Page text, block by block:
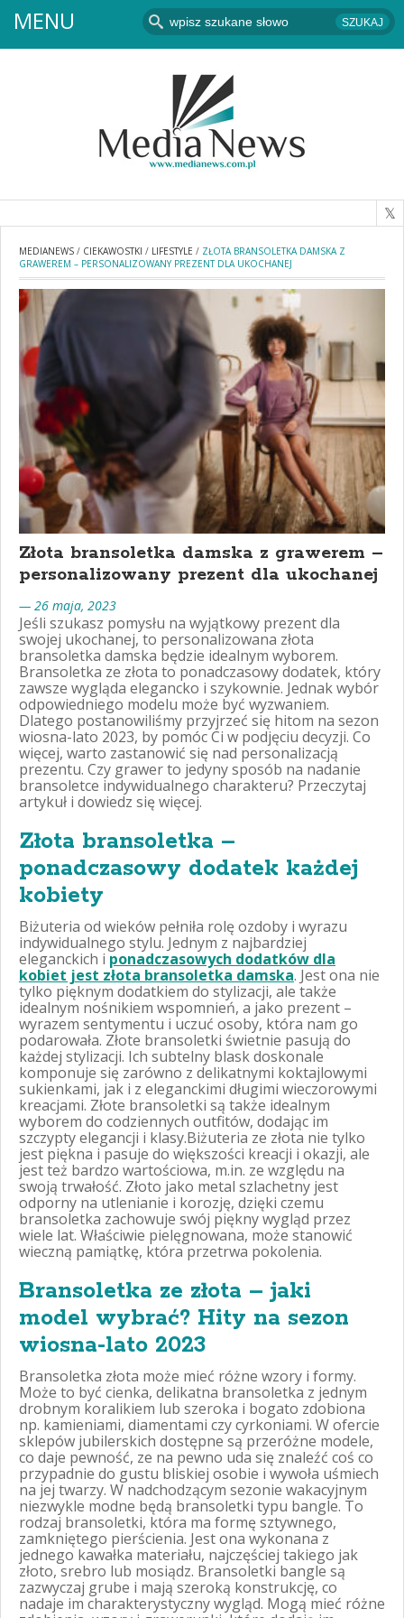
MENU
MEDIANEWS / CIEKAWOSTKI / LIFESTYLE / ZŁOTA BRANSOLETKA DAMSKA Z
GRAWEREM – PERSONALIZOWANY PREZENT DLA UKOCHANEJ
Złota bransoletka damska z grawerem –
personalizowany prezent dla ukochanej
— 26 maja, 2023
Jeśli szukasz pomysłu na wyjątkowy prezent dla
swojej ukochanej, to personalizowana złota
bransoletka damska będzie idealnym wyborem.
Bransoletka ze złota to ponadczasowy dodatek, który
zawsze wygląda elegancko i szykownie. Jednak wybór
odpowiedniego modelu może być wyzwaniem.
Dlatego postanowiliśmy przyjrzeć się hitom na sezon
wiosna-lato 2023, by pomóc Ci w podjęciu decyzji. Co
więcej, warto zastanowić się nad personalizacją
prezentu. Czy grawer to jedyny sposób na nadanie
bransoletce indywidualnego charakteru? Przeczytaj
artykuł i dowiedz się więcej.
Złota bransoletka –
ponadczasowy dodatek każdej
kobiety
Biżuteria od wieków pełniła rolę ozdoby i wyrazu
indywidualnego stylu. Jednym z najbardziej
eleganckich iponadczasowych dodatków dla
kobiet jest złota bransoletka damska. Jest ona nie
tylko pięknym dodatkiem do stylizacji, ale także
idealnym nośnikiem wspomnień, a jako prezent –
wyrazem sentymentu i uczuć osoby, która nam go
podarowała. Złote bransoletki świetnie pasują do
każdej stylizacji. Ich subtelny blask doskonale
komponuje się zarówno z delikatnymi koktajlowymi
sukienkami, jak i z eleganckimi długimi wieczorowymi
kreacjami. Złote bransoletki są także idealnym
wyborem do codziennych outfitów, dodając im
szczypty elegancji i klasy.Biżuteria ze złota nie tylko
jest piękna i pasuje do większości kreacji i okazji, ale
jest też bardzo wartościowa, m.in. ze względu na
swoją trwałość. Złoto jako metal szlachetny jest
odporny na utlenianie i korozję, dzięki czemu
bransoletka zachowuje swój piękny wygląd przez
wiele lat. Właściwie pielęgnowana, może stanowić
wieczną pamiątkę, która przetrwa pokolenia.
Bransoletka ze złota – jaki
model wybrać? Hity na sezon
wiosna-lato 2023
Bransoletka złota może mieć różne wzory i formy.
Może to być cienka, delikatna bransoletka z jednym
drobnym koralikiem lub szeroka i bogato zdobiona
np. kamieniami, diamentami czy cyrkoniami. W ofercie
sklepów jubilerskich dostępne są przeróżne modele,
co daje pewność, ze na pewno uda się znaleźć coś co
przypadnie do gustu bliskiej osobie i wywoła uśmiech
na jej twarzy. W nadchodzącym sezonie wakacyjnym
niezwykle modne będą bransoletki typu bangle. To
rodzaj bransoletki, która ma formę sztywnego,
zamkniętego pierścienia. Jest ona wykonana z
jednego kawałka materiału, najczęściej takiego jak
złoto, srebro lub mosiądz. Bransoletki bangle są
zazwyczaj grube i mają szeroką konstrukcję, co
nadaje im charakterystyczny wygląd. Mogą mieć różne